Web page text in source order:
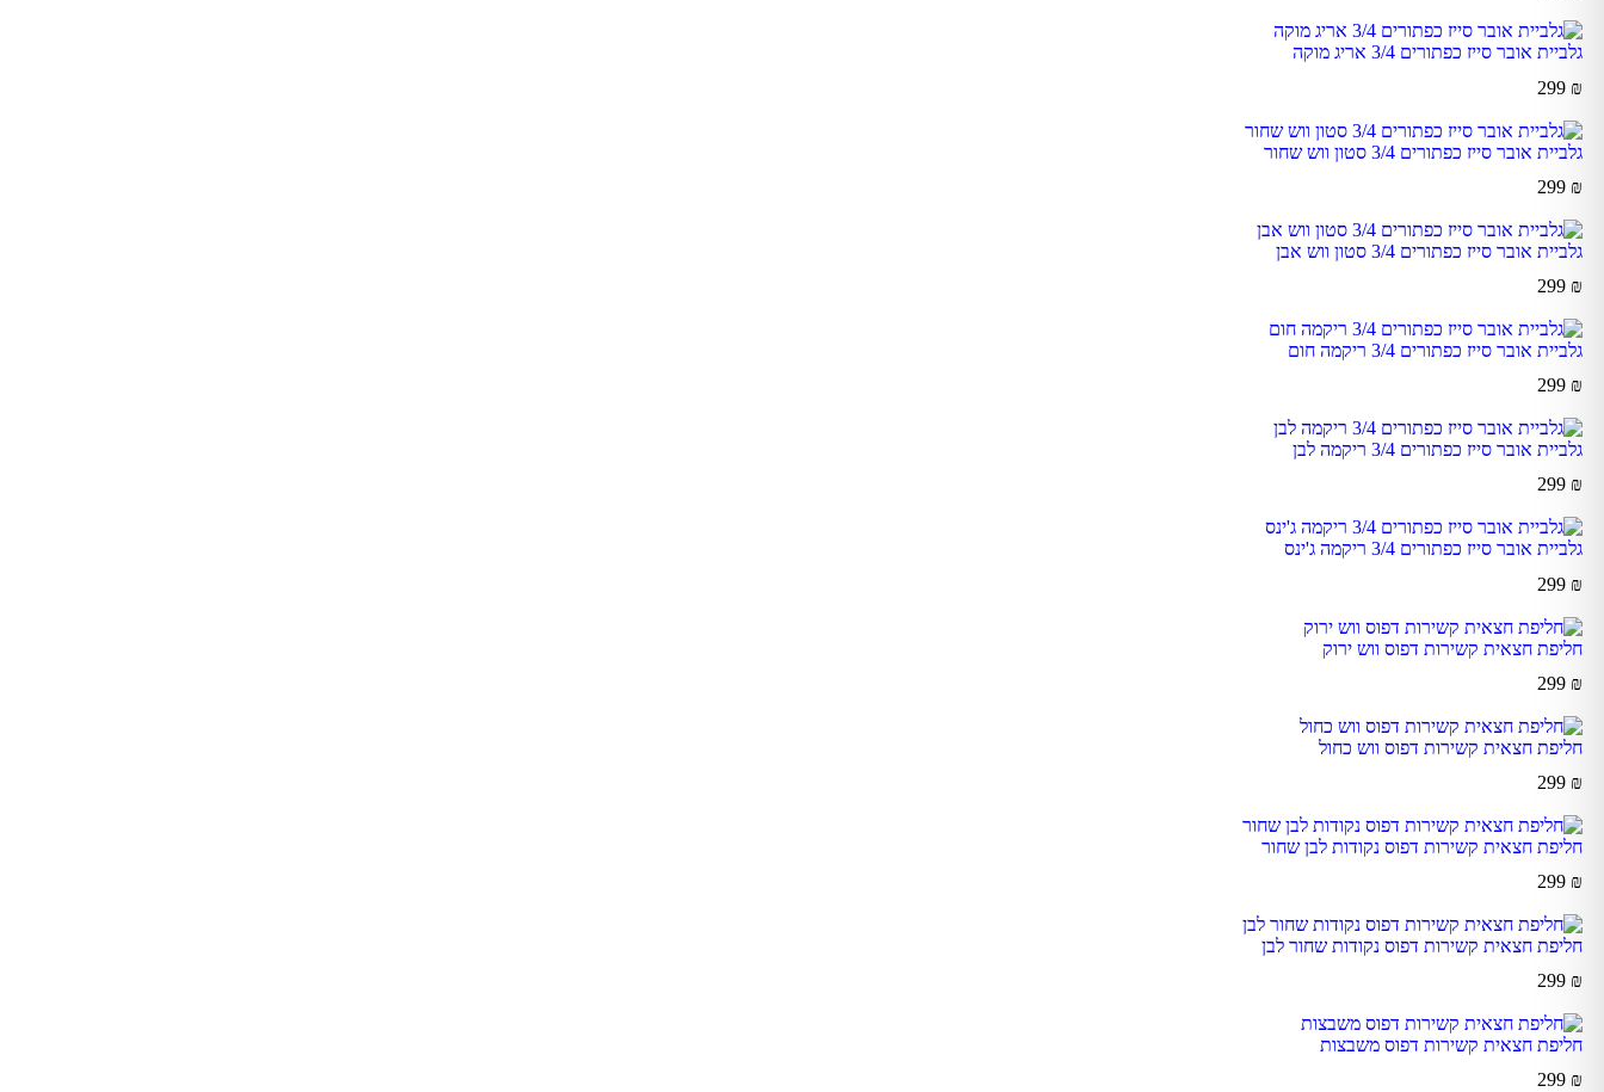
גלביית אובר סייז כפתורים 3/4 אריג מוקה
299 ₪
גלביית אובר סייז כפתורים 3/4 סטון ווש שחור
299 ₪
גלביית אובר סייז כפתורים 3/4 סטון ווש אבן
299 ₪
גלביית אובר סייז כפתורים 3/4 ריקמה חום
299 ₪
גלביית אובר סייז כפתורים 3/4 ריקמה לבן
299 ₪
גלביית אובר סייז כפתורים 3/4 ריקמה ג'ינס
299 ₪
חליפת חצאית קשירות דפוס ווש ירוק
299 ₪
חליפת חצאית קשירות דפוס ווש כחול
299 ₪
חליפת חצאית קשירות דפוס נקודות לבן שחור
299 ₪
חליפת חצאית קשירות דפוס נקודות שחור לבן
299 ₪
חליפת חצאית קשירות דפוס משבצות
299 ₪